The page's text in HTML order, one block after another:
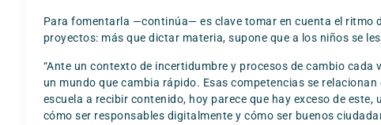
Para fomentarla —continúa— es clave tomar en cuenta el ritmo
proyectos: más que dictar materia, supone que a los niños se
“Ante un contexto de incertidumbre y procesos de cambio
un mundo que cambia rápido. Esas competencias se
escuela a recibir contenido, hoy parece que hay exceso de
cómo ser responsables digitalmente y cómo ser buenos